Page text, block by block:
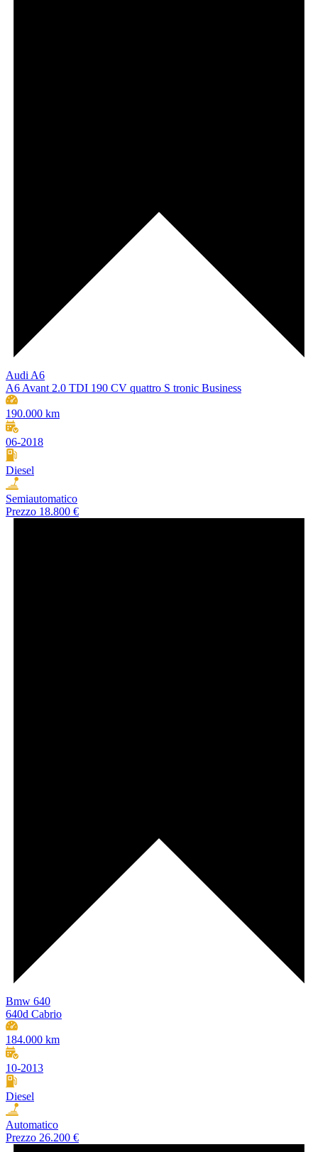
Audi A6
A6 Avant 2.0 TDI 190 CV quattro S tronic Business
190.000 km
06-2018
Diesel
Semiautomatico
Prezzo 18.800 €
Bmw 640
640d Cabrio
184.000 km
10-2013
Diesel
Automatico
Prezzo 26.200 €